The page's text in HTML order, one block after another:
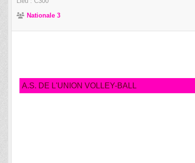
Nationale 3
A.S. DE L'UNION VOLLEY-BALL